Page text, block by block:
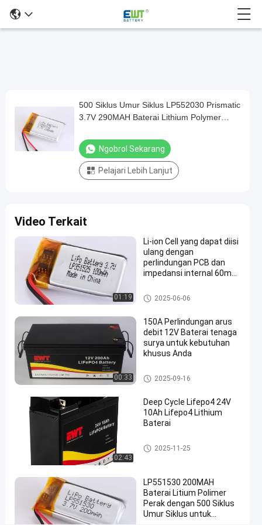
500
Siklus
Umur
290MAH
Baterai
Lithium
Polymer
untuk
Drone
-10C
-65C
Baterai
Litium
Polimer
2025-
04-29
pandangan
Ngobrol
#
Baterai
Litium
Polimer
#
Lithium
Ion
Polymer
500 Siklus Umur Siklus LP552030 Prismatic
3.7V 290MAH Baterai Lithium Polymer
Ngobrol Sekarang
Pelajari Lebih Lanjut
Video Terkait
01:19
Li-ion Cell yang dapat diisi
ulang dengan
perlindungan PCB dan
impedansi internal 60mΩ
Baterai Litium Polimer
2025-06-06
00:33
150A Perlindungan arus
debit 12V Baterai tenaga
surya untuk kebutuhan
khusus Anda
Baterai Lithium Iron Phosphat
e 12V
2025-09-16
02:43
Deep Cycle Lifepo4 24V
10Ah Lifepo4 Lithium
Baterai
Baterai Lithium Iron Phosphat
e 24V
2025-11-25
LP551530 200MAH
Baterai Litium Polimer
Perak dengan 500 Siklus
Umur Siklus untuk